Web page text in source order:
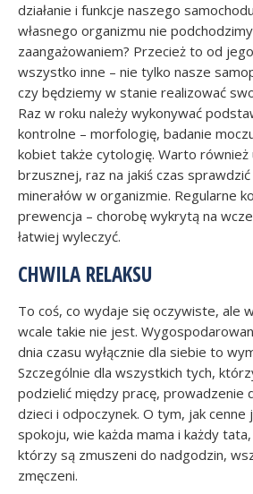
działanie i funkcje naszego
własnego organizmu nie
zaangażowaniem? Przecież to od
wszystko inne – nie tylko nasze
czy będziemy w stanie realizować
Raz w roku należy wykonywać
kontrolne – morfologię, badanie
kobiet także cytologię. Warto również
brzusznej, raz na jakiś czas
minerałów w organizmie. Regularne
prewencja – chorobę wykrytą na
łatwiej wyleczyć.
CHWILA RELAKSU
To coś, co wydaje się oczywiste, ale
wcale takie nie jest.
dnia czasu wyłącznie dla siebie to
Szczególnie dla wszystkich tych,
podzielić między pracę, prowadzenie
dzieci i odpoczynek. O tym, jak
spokoju, wie każda mama i każdy
którzy są zmuszeni do nadgodzin,
zmęczeni.